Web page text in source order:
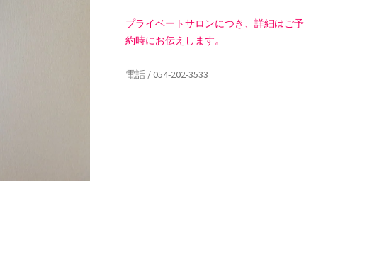
プライベートサロンにつき、詳細はご予
約時にお伝えします。
電話 / 054-202-3533